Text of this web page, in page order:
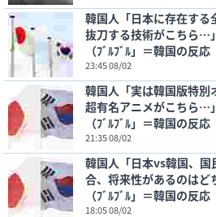
韓国人「日本に存在する
抜刀する技術がこちら
（ﾌﾞﾙﾌﾞﾙ」＝韓国の反応
23:45 08/02
韓国人「実は韓国版特別
超有名アニメがこちら
（ﾌﾞﾙﾌﾞﾙ」＝韓国の反応
21:35 08/02
韓国人「日本vs韓国、
合、将来性があるのは
（ﾌﾞﾙﾌﾞﾙ」＝韓国の反応
18:05 08/02